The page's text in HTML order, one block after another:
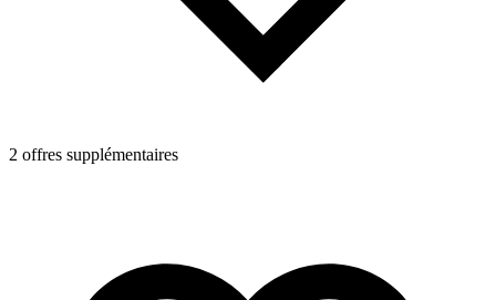
2 offres supplémentaires